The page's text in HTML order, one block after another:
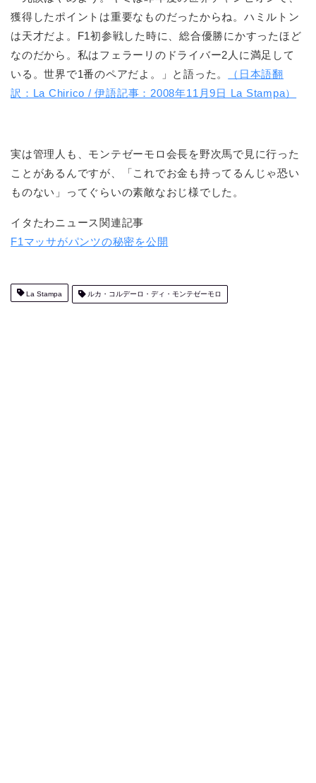
獲得したポイントは重要なものだったからね。ハミルトン
は天才だよ。F1初参戦した時に、総合優勝にかすったほど
なのだから。私はフェラーリのドライバー2人に満足して
いる。世界で1番のペアだよ。」と語った。
（日本語翻
訳：La Chirico / 伊語記事：2008年11月9日 La Stampa）
実は管理人も、モンテゼーモロ会長を野次馬で見に行った
ことがあるんですが、「これでお金も持ってるんじゃ恐い
ものない」ってぐらいの素敵なおじ様でした。
イタたわニュース関連記事
F1マッサがパンツの秘密を公開
La Stampa ルカ・コルデーロ・ディ・モンテゼーモロ